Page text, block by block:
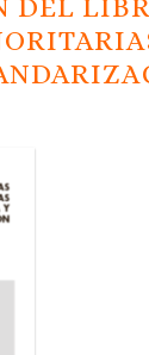
DEL